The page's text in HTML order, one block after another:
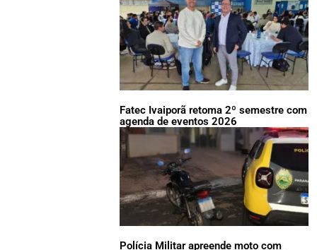
Fatec Ivaiporã retoma 2º semestre com
agenda de eventos 2026
Polícia Militar apreende moto com